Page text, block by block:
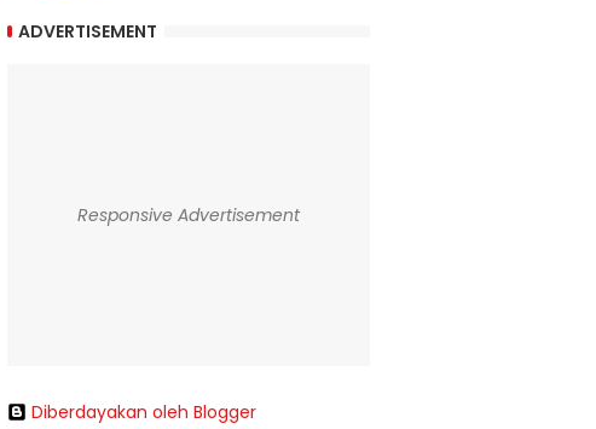
ADVERTISEMENT
Responsive Advertisement
Diberdayakan oleh Blogger